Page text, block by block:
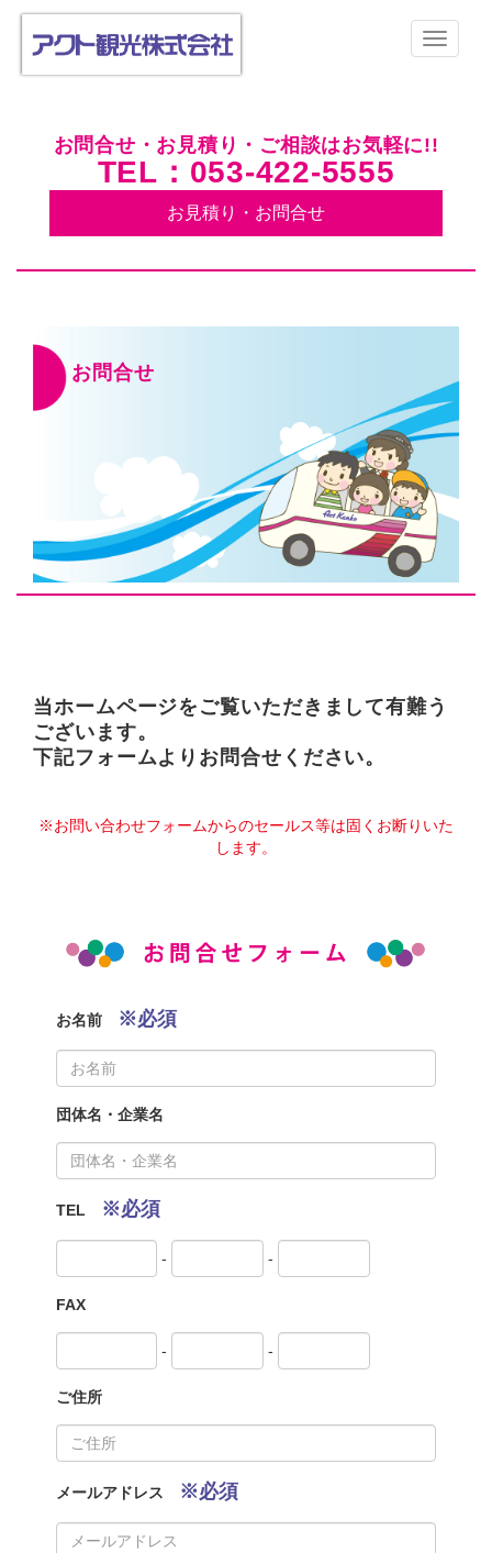
お問合せ・お見積り・ご相談はお気軽に!!
TEL：053-422-5555
お見積り・お問合せ
お問合せ
当ホームページをご覧いただきまして有難う
ございます。
下記フォームよりお問合せください。
※お問い合わせフォームからのセールス等は固くお断りいた
します。
お名前 ※必須
団体名・企業名
TEL ※必須
- -
FAX
- -
ご住所
メールアドレス ※必須